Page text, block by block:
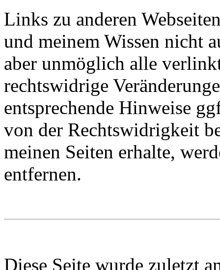
Links zu anderen
und meinem Wissen nicht
aber unmöglich alle
rechtswidrige
entsprechende Hinweise
von der Rechtswidrigkeit
meinen Seiten erhalte,
entfernen.
Diese Seite wurde zuletzt